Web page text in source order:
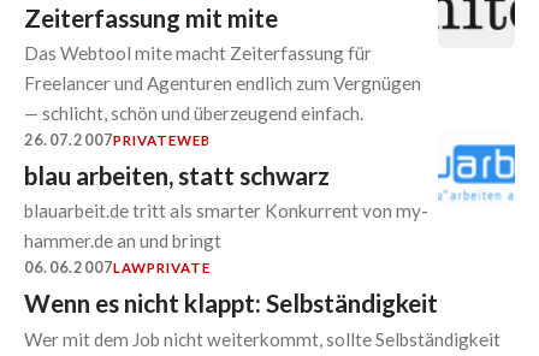
Zeiterfassung mit mite
Das Webtool mite macht Zeiterfassung für
Freelancer und Agenturen endlich zum Vergnügen
— schlicht, schön und überzeugend einfach.
26.07.2007PRIVATEWEB
blau arbeiten, statt schwarz
blauarbeit.de tritt als smarter Konkurrent von my-
hammer.de an und bringt
06.06.2007LAWPRIVATE
Wenn es nicht klappt: Selbständigkeit
Wer mit dem Job nicht weiterkommt, sollte Selbständigkeit